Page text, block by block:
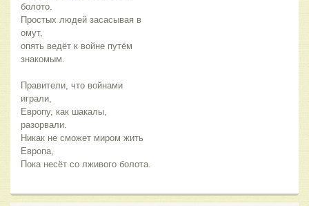
болото.
Простых людей засасывая в
омут,
опять ведёт к войне путём
знакомым.
Правители, что войнами
играли,
Европу, как шакалы,
разорвали.
Никак не сможет миром жить
Европа,
Пока несёт со лживого болота.